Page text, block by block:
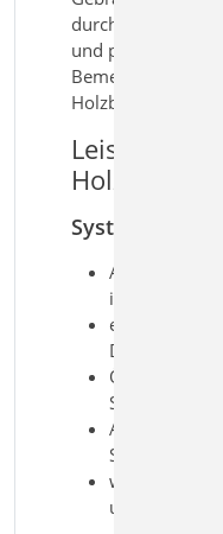
durchgeführt. So
und
Bemessung von
Holzbau.
Holz-
System
infolge
einachsig
Öffnung über
Stichsparren
Aufteilung in
Stichsparren
wahlweise
und